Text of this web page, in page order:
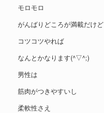
モロモロ
がんばりどころが満載だけど
コツコツやれば
なんとかなります(^▽^;)
男性は
筋肉がつきやすいし
柔軟性さえ